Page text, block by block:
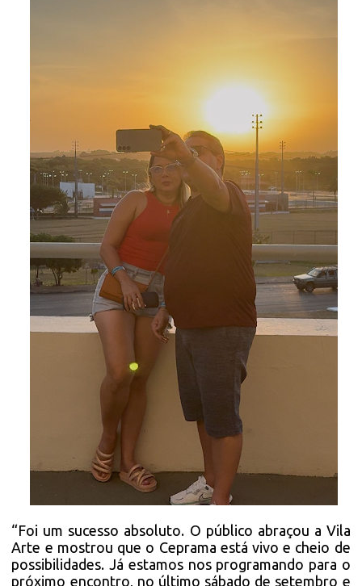
“Foi um sucesso absoluto. O público abraçou a Vila
Arte e mostrou que o Ceprama está vivo e cheio de
possibilidades. Já estamos nos programando para o
próximo encontro, no último sábado de setembro e